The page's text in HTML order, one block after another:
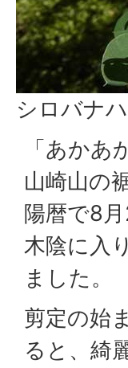
シロバナ
「あか
山崎山の
陽暦で8
木陰に入
ました。
剪定の始
ると、綺